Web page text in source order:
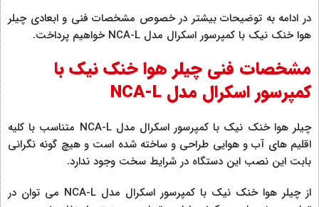
در ادامه به توضیحات بیشتر در خصوص مشخصات فنی و ابعادی چیلر
هوا خنک نیک با کمپرسور اسکرال مدل NCA-L خواهیم پرداخت.
مشخصات فنی چیلر هوا خنک نیک با
کمپرسور اسکرال مدل NCA-L
چیلر هوا خنک نیک با کمپرسور اسکرال مدل NCA-L متناسب با کلیه
اقلیم های آب و هوایی طراحی و ساخته شده است و هیچ گونه نگرانی
بابت این نصب این دستگاه در شرایط سخت وجود ندارد.
از چیلر هوا خنک نیک با کمپرسور اسکرال مدل NCA-L می توان در